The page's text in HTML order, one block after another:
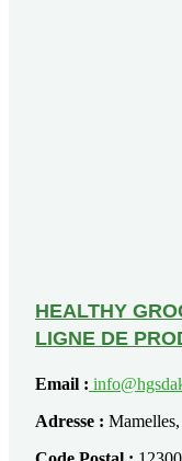
HEALTHY
LIGNE DE
Email :
Adresse :